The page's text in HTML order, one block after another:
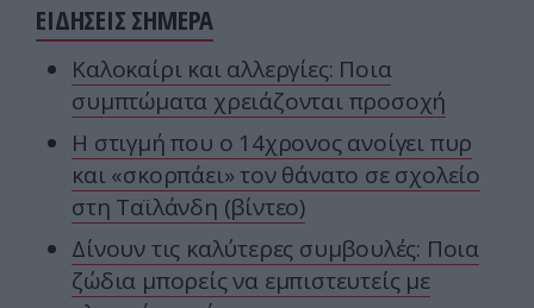
ΕΙΔΗΣΕΙΣ ΣΗΜΕΡΑ
Καλοκαίρι και αλλεργίες: Ποια
συμπτώματα χρειάζονται προσοχή
Η στιγμή που ο 14χρονος ανοίγει πυρ
και «σκορπάει» τον θάνατο σε σχολείο
στη Ταϊλάνδη (βίντεο)
Δίνουν τις καλύτερες συμβουλές: Ποια
ζώδια μπορείς να εμπιστευτείς με